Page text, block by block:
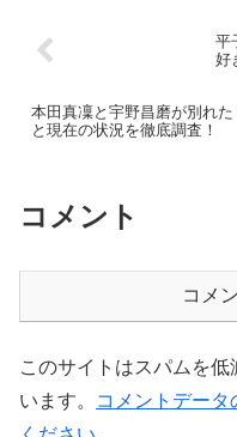
平
好
本田真凜と宇野昌磨が別れた
と現在の状況を徹底調査！
コメント
コメ
このサイトはスパムを
います。
コメントデー